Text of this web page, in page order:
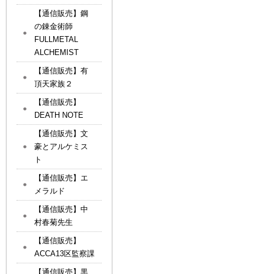
【通信販売】鋼
の錬金術師
FULLMETAL
ALCHEMIST
【通信販売】有
頂天家族２
【通信販売】
DEATH NOTE
【通信販売】文
豪とアルケミス
ト
【通信販売】エ
メラルド
【通信販売】中
村春菊先生
【通信販売】
ACCA13区監察課
【通信販売】黒